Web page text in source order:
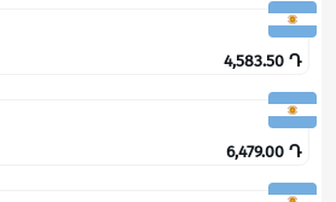
4,583.50 Դ
6,479.00 Դ